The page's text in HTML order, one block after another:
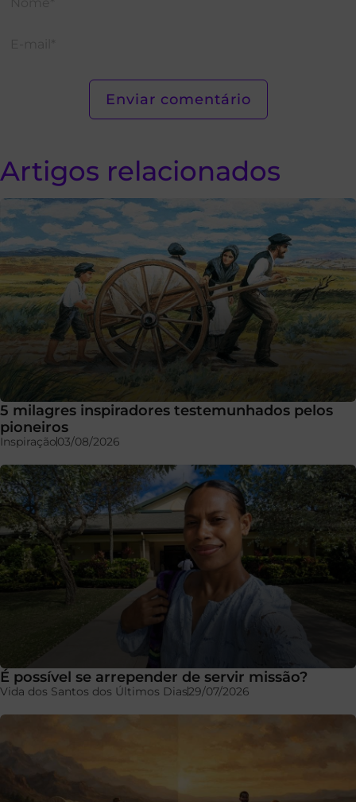
Artigos relacionados
5 milagres inspiradores testemunhados pelos
pioneiros
Inspiração03/08/2026
É possível se arrepender de servir missão?
Vida dos Santos dos Últimos Dias29/07/2026